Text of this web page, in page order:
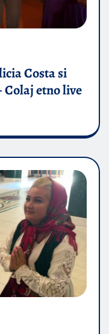
Costa si
etno live